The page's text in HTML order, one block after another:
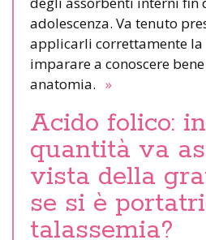
adolescenza. Va tenuto
applicarli correttamente la
imparare a conoscere
anatomia. »
Acido folico:
quantità va
vista della
se si è
talassemia?